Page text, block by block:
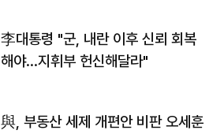
李대통령 "군, 내란 이후 신뢰 회복
해야…지휘부 헌신해달라"
與, 부동산 세제 개편안 비판 오세훈